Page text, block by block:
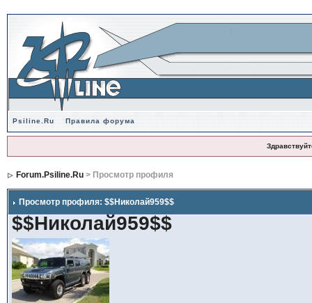
Psiline.Ru Правила форума
Forum.Psiline.Ru> Просмотр профиля
Просмотр профиля: $$Николай959$$
$$Николай959$$